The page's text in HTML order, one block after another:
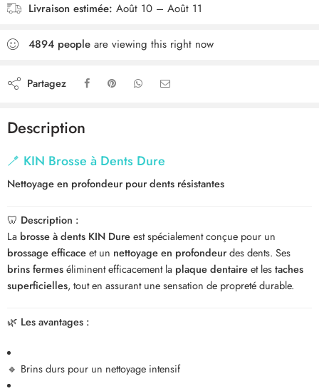
Livraison estimée: Août 10 – Août 11
4894 people are viewing this right now
Partagez
Description
🪥 KIN Brosse à Dents Dure
Nettoyage en profondeur pour dents résistantes
🦷 Description :
La brosse à dents KIN Dureest spécialement conçue pour un
brossage efficaceet un nettoyage en profondeurdes dents. Ses
brins fermeséliminent efficacement la plaque dentaireet lestaches
superficielles, tout en assurant une sensation de propreté durable.
🌿 Les avantages :
🔹 Brins durs pour un nettoyage intensif